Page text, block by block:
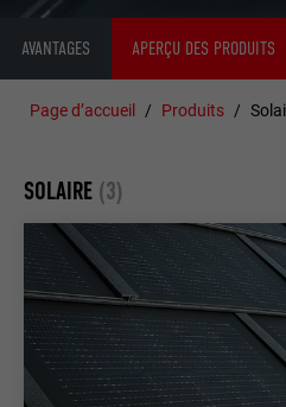
AVANTAGES APERÇU DES PRODUITS
Page d’accueil Produits
SOLAIRE (3)